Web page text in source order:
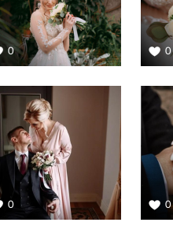
0 0
0 0